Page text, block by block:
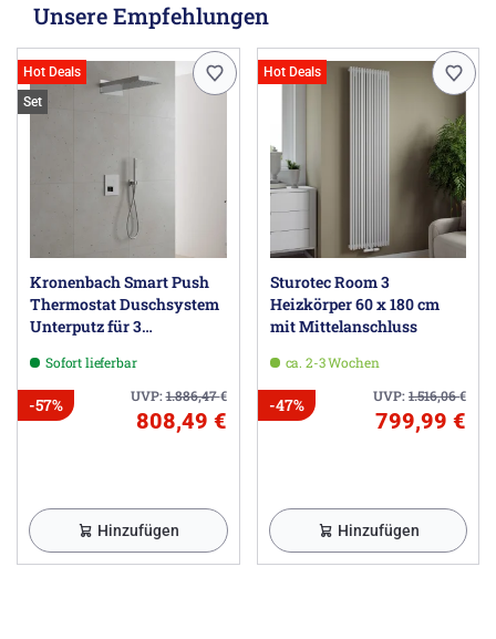
Unsere Empfehlungen
Hot Deals
Set
Kronenbach Smart Push
Thermostat Duschsystem
Unterputz für 3
Sofort lieferbar
UVP:1.886,47€
-57%
808,49 €
Hinzufügen
Hot Deals
Sturotec Room 3
Heizkörper 60 x 180 cm
mit Mittelanschluss
ca. 2-3 Wochen
UVP:1.516,06€
-47%
799,99 €
Hinzufügen